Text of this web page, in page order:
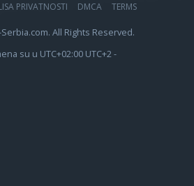
PRIVATNOSTI DMCA TERMS
All Rights Reserved.
su u UTC+02:00 UTC+2 -